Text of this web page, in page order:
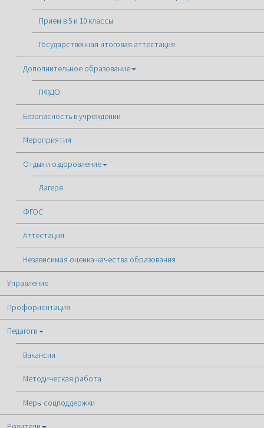
Прием в 5 и 10 классы
Государственная итоговая аттестация
Дополнительное образование
ПФДО
Безопасность в учреждении
Мероприятия
Отдых и оздоровление
Лагеря
ФГОС
Аттестация
Независимая оценка качества образования
Управление
Профориентация
Педагоги
Вакансии
Методическая работа
Меры соцподдержки